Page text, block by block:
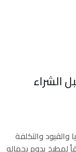
الشراء
والقيود والتكلفة
لمطبخ يدوم بجماله